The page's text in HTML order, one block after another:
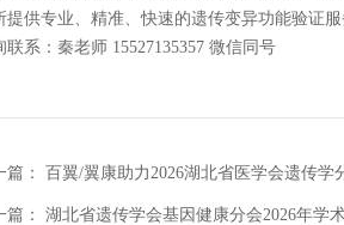
提供专业、精准、快速的遗传变异功能验证
联系：秦老师 15527135357 微信同号
篇： 百翼/翼康助力2026湖北省医学会遗传学分
篇： 湖北省遗传学会基因健康分会2026年学